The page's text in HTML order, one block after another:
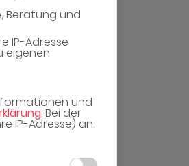
Beratung und
IP-Adresse
eigenen
und
. Bei der
IP-Adresse) an